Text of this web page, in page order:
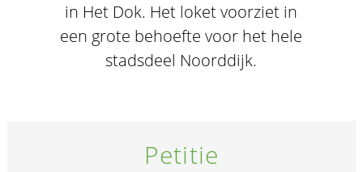
in Het Dok. Het loket voorziet in
een grote behoefte voor het hele
stadsdeel Noorddijk.
Petitie